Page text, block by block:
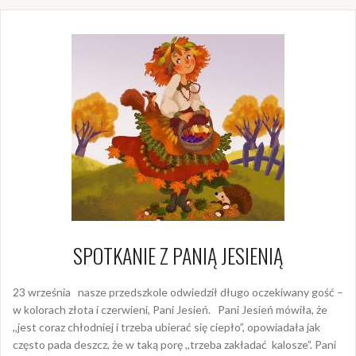
SPOTKANIE Z PANIĄ JESIENIĄ
23 września nasze przedszkole odwiedził długo oczekiwany gość –
w kolorach złota i czerwieni, Pani Jesień. Pani Jesień mówiła, że
,,jest coraz chłodniej i trzeba ubierać się ciepło”, opowiadała jak
często pada deszcz, że w taką porę ,,trzeba zakładać kalosze”. Pani